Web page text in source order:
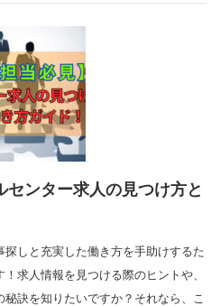
センター求人の見つけ方と
しと充実した働き方を手助けするた
求人情報を見つける際のヒントや、
訣を知りたいですか？それなら、こ